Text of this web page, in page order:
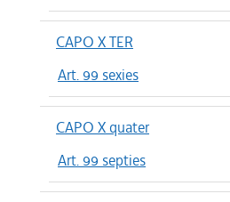
CAPO X TER
Art. 99 sexies
CAPO X quater
Art. 99 septies